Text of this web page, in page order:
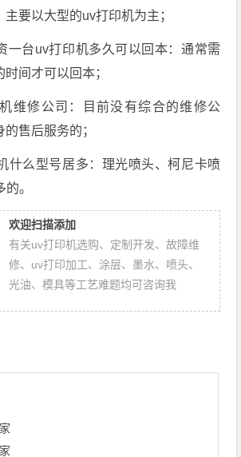
要以大型的uv打印机为主；
一台uv打印机多久可以回本：通常需
间才可以回本；
维修公司：目前没有综合的维修公
售后服务的；
什么型号居多：理光喷头、柯尼卡喷
。
欢迎扫描添加
有关uv打印机选购、定制开发、故障维
修、uv打印加工、涂层、墨水、喷头、
光油、模具等工艺难题均可咨询我